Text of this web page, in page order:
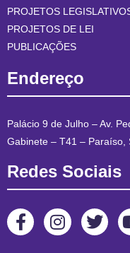
PROJETOS
PROJETOS DE LEI
PUBLICAÇÕES
Endereço
Palácio 9 de Julho – Av.
Gabinete – T41 – Paraíso,
Redes Sociais